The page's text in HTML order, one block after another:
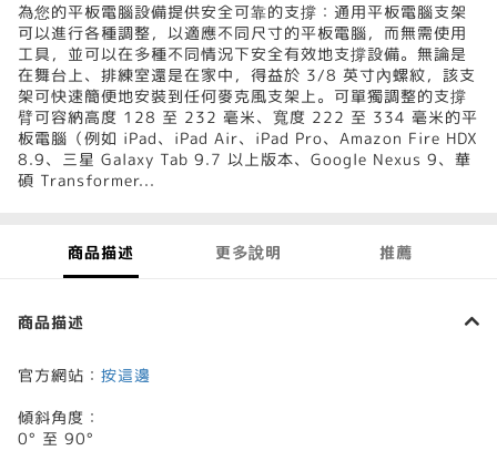
為您的平板電腦設備提供安全可靠的支撐：通用平板電腦支架
可以進行各種調整，以適應不同尺寸的平板電腦，而無需使用
工具，並可以在多種不同情況下安全有效地支撐設備。無論是
在舞台上、排練室還是在家中，得益於 3/8 英寸內螺紋，該支
架可快速簡便地安裝到任何麥克風支架上。可單獨調整的支撐
臂可容納高度 128 至 232 毫米、寬度 222 至 334 毫米的平
板電腦（例如 iPad、iPad Air、iPad Pro、Amazon Fire HDX
8.9、三星 Galaxy Tab 9.7 以上版本、Google Nexus 9、華
碩 Transformer...
商品描述 更多說明 推薦
商品描述
官方網站： 按這邊
傾斜角度：
0° 至 90°